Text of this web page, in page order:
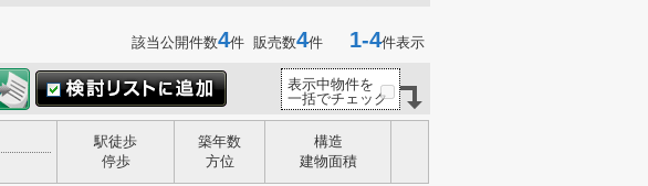
該当公開件数4件 販売数4件 1-4件表示
表示中物件を
一括でチェック
駅徒歩
停歩
築年数
方位
構造
建物面積